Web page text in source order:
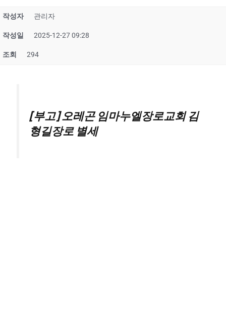
작성자 관리자
작성일 2025-12-27 09:28
조회 294
[부고] 오레곤 임마누엘장로교회 김
형길장로 별세